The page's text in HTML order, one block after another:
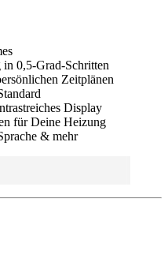
in 0,5-Grad-Schritten
Zeitplänen
Display
für Deine Heizung
& mehr